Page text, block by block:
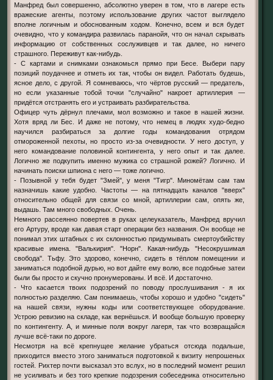
Манфред был совершенно, абсолютно уверен в том, что в лагере есть
вражеские агенты, поэтому использование других частот выглядело
вполне логичным и обоснованным ходом. Конечно, всем и вся будет
очевидно, что у командира развилась паранойя, что он начал скрывать
информацию от собственных сослуживцев и так далее, но ничего
страшного. Переживут как-нибудь.
- С картами и снимками ознакомься прямо при Бесе. Выбери пару
позиций поудачнее и отметь их так, чтобы он видел. Работать будешь,
ясное дело, с другой. Я сомневаюсь, что чёртов русский — предатель,
но если указанные тобой точки "случайно" накроет артиллерия —
придётся отстранять его и устраивать разбирательства.
Офицер чуть дёрнул плечами, мол возможно и такое в нашей жизни.
Хотя вряд ли Бес. И даже не потому, что немец в людях худо-бедно
научился разбираться за долгие годы командования отрядом
отмороженной пехоты, но просто из-за очевидности. У него доступ, у
него командование половиной контингента, у него опыт и так далее.
Логично же подкупить именно мужика со страшной рожей? Логично. И
начинать поиски шпиона с него — тоже логично.
- Позывной у тебя будет "Змей", у меня "Тигр". Миномётам сам там
назначишь какие удобно. Частоты — на пятнадцать каналов "вверх"
относительно общей для связи со мной, артиллерии сам, опять же,
выдашь. Там много свободных. Очень.
Немного рассеянно повертев в руках целеуказатель, Манфред вручил
его Артуру, вроде как давая старт операции без названия. Он вообще не
понимал этих штабных с их склонностью придумывать смертоубийству
красивые имена. "Валькирия". "Норн". Какая-нибудь "Несокрушимая
свобода". Тьфу. Это здорово, конечно, сидеть в тёплом помещении и
заниматься подобной дурью, но вот дайте ему волю, все подобные затеи
были бы просто и скучно пронумерованы. И всё. И достаточно.
- Что касается твоих подозрений по поводу прослушивания - я их
полностью разделяю. Сам понимаешь, чтобы хорошо и удобно "сидеть"
на нашей связи, нужны коды или соответствующее оборудование.
Устрою ревизию на складе, как вернёшься. И вообще большую проверку
по контингенту. А, и минные поля вокруг лагеря, так что возвращайся
лучше всё-таки по дороге.
Несмотря на всё крепнущее желание убраться отсюда подальше,
приходится вместо этого заниматься подготовкой к визиту непрошеных
гостей. Рихтер почти высказал это вслух, но в последний момент решил
не усиливать и без того крепкие подозрения собеседника относительно